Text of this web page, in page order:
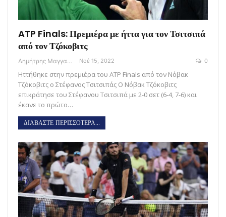
ATP Finals: Πρεμιέρα με ήττα για τον Τσιτσιπά
από τον Τζόκοβιτς
Δημήτρης Μαγγανάρης Νοέ 15, 2022 0
Ηττήθηκε στην πρεμιέρα του ATP Finals από τον Νόβακ
Τζόκοβιτς ο Στέφανος Τσιτσιπάς O Νόβακ Τζόκοβιτς
επικράτησε του Στέφανου Τσιτσιπά με 2-0 σετ (6-4, 7-6) και
έκανε το πρώτο…
ΔΙΑΒΑΣΤΕ ΠΕΡΙΣΣΟΤΕΡΑ...